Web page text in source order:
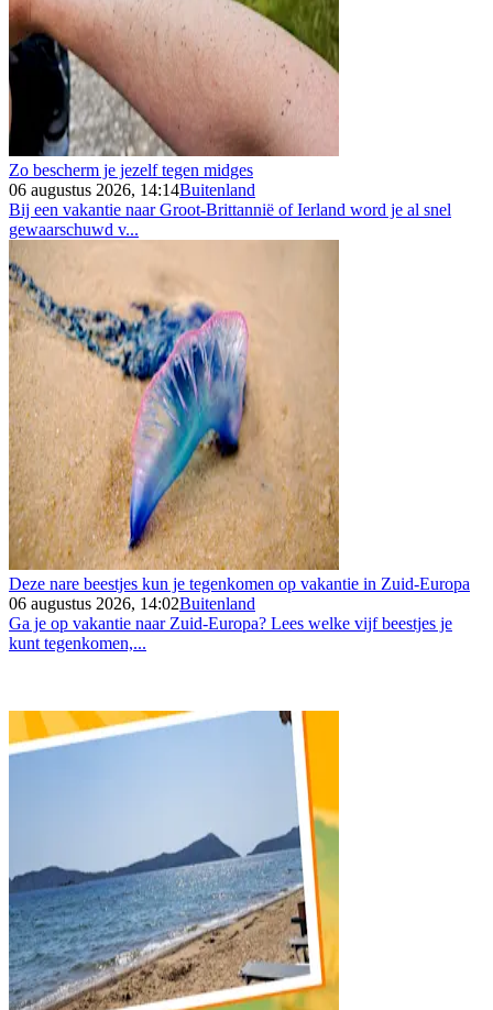
Zo bescherm je jezelf tegen midges
06 augustus 2026, 14:14Buitenland
Bij een vakantie naar Groot-Brittannië of Ierland word je al snel
gewaarschuwd v...
Deze nare beestjes kun je tegenkomen op vakantie in Zuid-Europa
06 augustus 2026, 14:02Buitenland
Ga je op vakantie naar Zuid-Europa? Lees welke vijf beestjes je
kunt tegenkomen,...